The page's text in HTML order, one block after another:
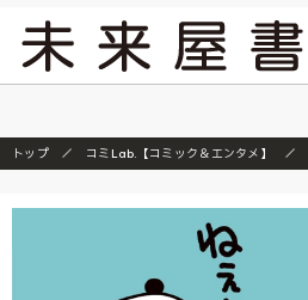
トップ コミLab.【コミック＆エンタメ】